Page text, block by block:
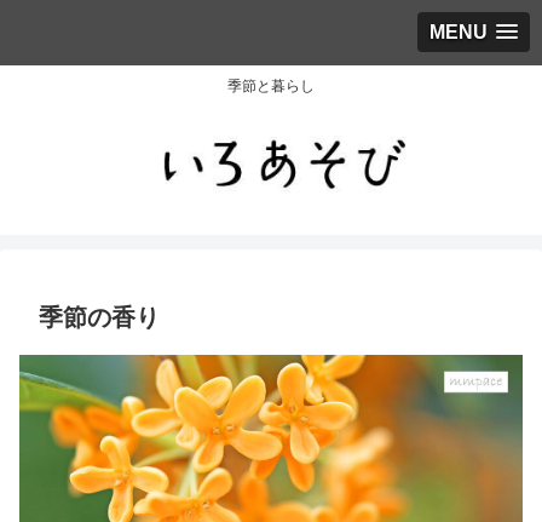
MENU
季節と暮らし
季節の香り